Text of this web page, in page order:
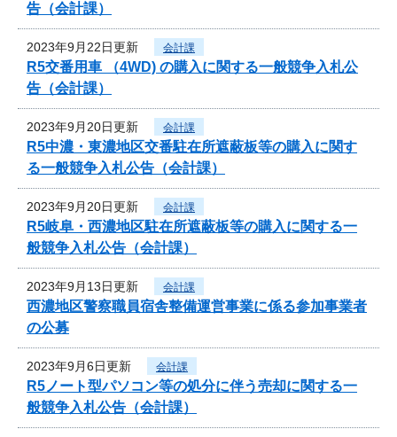
告（会計課）
2023年9月22日更新 会計課
R5交番用車 （4WD) の購入に関する一般競争入札公
告（会計課）
2023年9月20日更新 会計課
R5中濃・東濃地区交番駐在所遮蔽板等の購入に関す
る一般競争入札公告（会計課）
2023年9月20日更新 会計課
R5岐阜・西濃地区駐在所遮蔽板等の購入に関する一
般競争入札公告（会計課）
2023年9月13日更新 会計課
西濃地区警察職員宿舎整備運営事業に係る参加事業者
の公募
2023年9月6日更新 会計課
R5ノート型パソコン等の処分に伴う売却に関する一
般競争入札公告（会計課）